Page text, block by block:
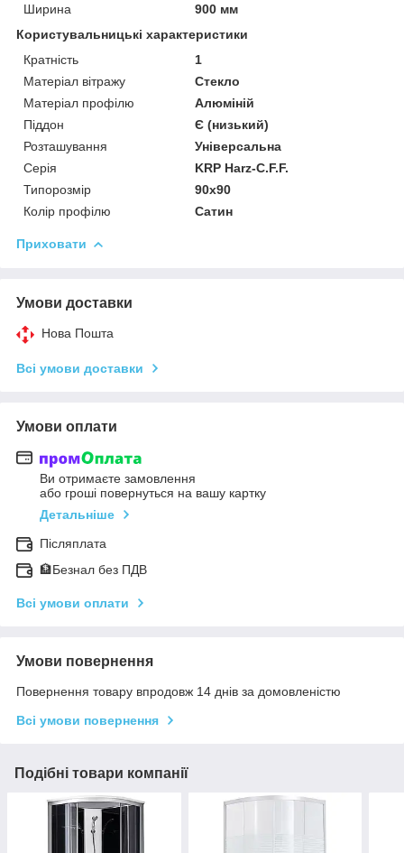
Ширина
900 мм
Користувальницькі характеристики
Кратність
1
Матеріал вітражу
Стекло
Матеріал профілю
Алюміній
Піддон
Є (низький)
Розташування
Універсальна
Серія
KRP Harz-C.F.F.
Типорозмір
90x90
Колір профілю
Сатин
Приховати
Умови доставки
Нова Пошта
Всі умови доставки
Умови оплати
Ви отримаєте замовлення
або гроші повернуться на вашу картку
Детальніше
Післяплата
🏦Безнал без ПДВ
Всі умови оплати
Умови повернення
Повернення товару впродовж 14 днів за домовленістю
Всі умови повернення
Подібні товари компанії